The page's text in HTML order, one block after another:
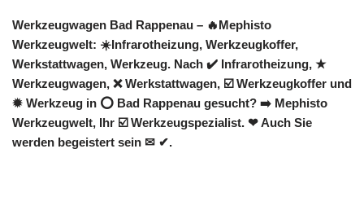
Werkzeugwagen Bad Rappenau – 🔥Mephisto
Werkzeugwelt: ☀️Infrarotheizung, Werkzeugkoffer,
Werkstattwagen, Werkzeug. Nach ✔️ Infrarotheizung, ★
Werkzeugwagen, ❌ Werkstattwagen, ☑️ Werkzeugkoffer und
✹ Werkzeug in ⭕ Bad Rappenau gesucht? ➡️ Mephisto
Werkzeugwelt, Ihr ☑️ Werkzeugspezialist. ❤ Auch Sie
werden begeistert sein ✉ ✔.